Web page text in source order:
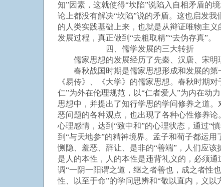
知”因素，这就使得“坎陷”说陷入自相矛盾的
论上都没有解决“坎陷”说的矛盾。这也启发
的人类实践基础上来，也就是从辩证唯物主
发展过程，真正做到“去粗取精”“去伪存真”。
四、儒学发展的三大转折
儒家思想的发展经历了先秦、汉唐、宋明
春秋战国时期是儒家思想形成和发展的第
《易传》、《大学》的儒家思想。春秋时期
仁”为外在伦理规范，以“仁者爱人”为内在动
思想中，并提出了知行学思的学问修养之道
恶问题的各种观点，也出现了各种心性修养论
心理感情，达到“致中和”的心理状态，通过“
到“与天地参”的精神境界。孟子和荀子都运
恻隐、羞恶、辞让、是非的“善端”，人们应
是人的本性，人的本性是违背礼义的，必须
调“一阴一阳谓之道，继之者善也，成之者性
性、以至于命”的学问思辨和“敬以直内，义